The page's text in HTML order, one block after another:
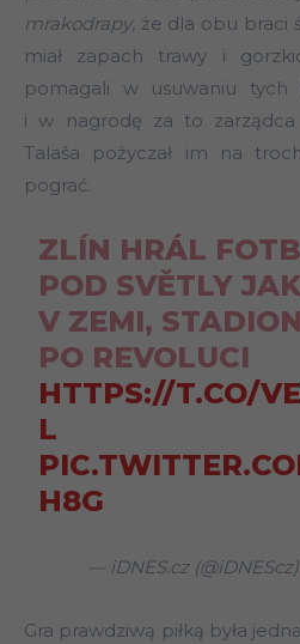
mrakodrapy, że dla obu braci
miał zapach trawy i
pomagali w usuwaniu tych
i w nagrodę za to
Talaša pożyczał im na
pograć.
ZLÍN HRÁL
POD SVĚTLY
V ZEMI,
PO REVOLUCI
HTTPS://T.CO/
L
H8G
— iDNES.cz (@iDNEScz)
Gra prawdziwą piłką była